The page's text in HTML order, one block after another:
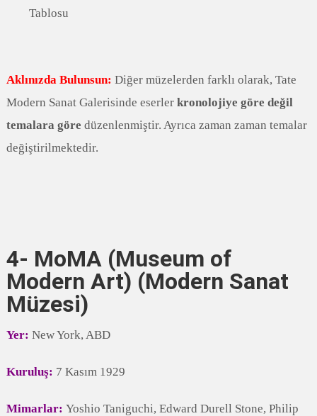
Tablosu
Aklınızda Bulunsun: Diğer müzelerden farklı olarak, Tate
Modern Sanat Galerisinde eserler kronolojiye göre değil
temalara göre düzenlenmiştir. Ayrıca zaman zaman temalar
değiştirilmektedir.
4- MoMA (Museum of
Modern Art) (Modern Sanat
Müzesi)
Yer: New York, ABD
Kuruluş: 7 Kasım 1929
Mimarlar: Yoshio Taniguchi, Edward Durell Stone, Philip